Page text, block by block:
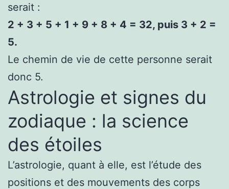
serait :
2 + 3 + 5 + 1 + 9 + 8 + 4 = 32, puis 3 + 2 =
5.
Le chemin de vie de cette personne serait
donc 5.
Astrologie et signes du
zodiaque : la science
des étoiles
L’astrologie, quant à elle, est l’étude des
positions et des mouvements des corps